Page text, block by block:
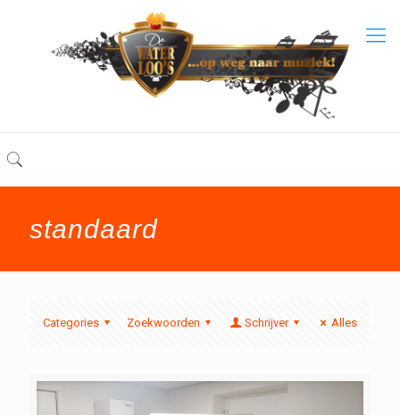
standaard
Categories Zoekwoorden Schrijver Alles